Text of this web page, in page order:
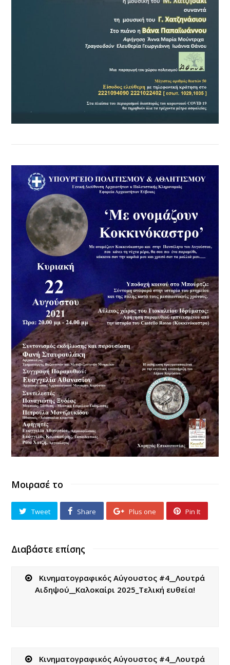
Μοιρασέ το
Tweet Share Plus one Pin It
Διαβάστε επίσης
Κινηματογραφικός Αύγουστος #4__Λουτρά
Αιδηψού__Καλοκαίρι 2025_Τελική ευθεία!
Κινηματογραφικός Αύγουστος #4__Λουτρά